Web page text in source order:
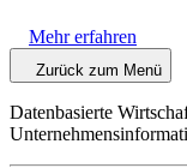
Mehr erfahren
Zurück zum Menü
Datenbasierte